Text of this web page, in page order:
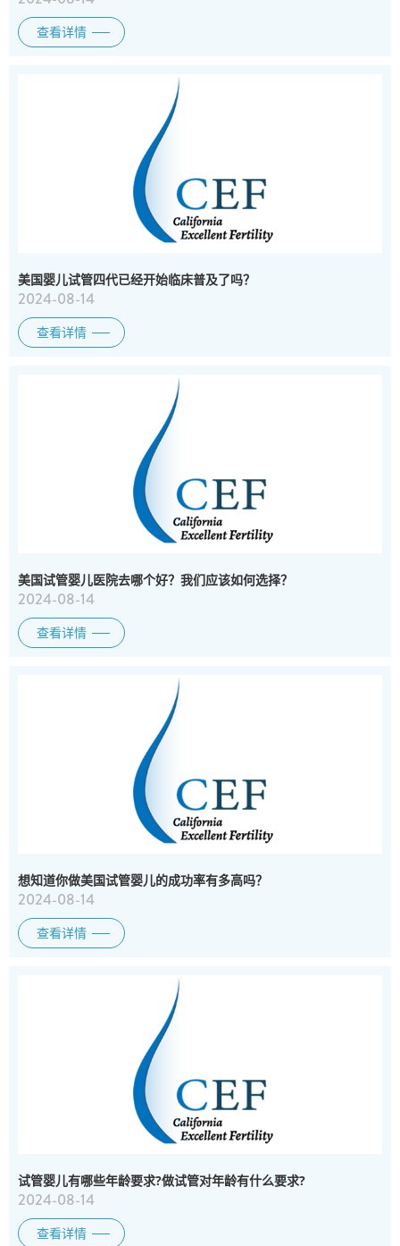
查看详情
美国婴儿试管四代已经开始临床普及了吗？
2024-08-14
查看详情
美国试管婴儿医院去哪个好？我们应该如何选择？
2024-08-14
查看详情
想知道你做美国试管婴儿的成功率有多高吗？
2024-08-14
查看详情
试管婴儿有哪些年龄要求?做试管对年龄有什么要求?
2024-08-14
查看详情